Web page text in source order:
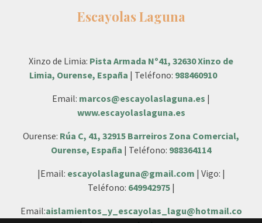
Escayolas Laguna
Xinzo de Limia: Pista Armada Nº41, 32630 Xinzo de
Limia, Ourense, España | Teléfono: 988460910
Email: marcos@escayolaslaguna.es |
www.escayolaslaguna.es
Ourense: Rúa C, 41, 32915 Barreiros Zona Comercial,
Ourense, España | Teléfono: 988364114
|Email: escayolaslaguna@gmail.com | Vigo: |
Teléfono: 649942975|
Email:aislamientos_y_escayolas_lagu@hotmail.co